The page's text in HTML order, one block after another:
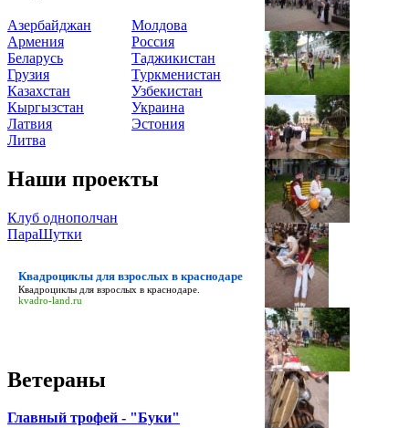
Азербайджан
Армения
Беларусь
Грузия
Казахстан
Кыргызстан
Латвия
Литва
Молдова
Россия
Таджикистан
Туркменистан
Узбекистан
Украина
Эстония
Наши проекты
Клуб однополчан
ПараШутки
Квадроциклы для взрослых в краснодаре
Квадроциклы для взрослых в краснодаре.
kvadro-land.ru
Ветераны
Главный трофей - "Буки"